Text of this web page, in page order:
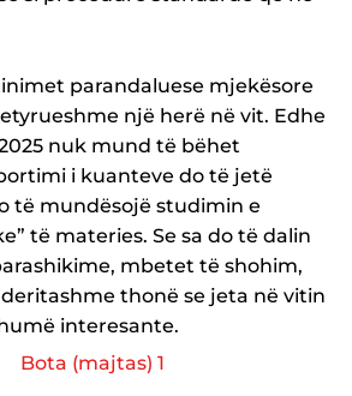
parandaluese mjekësore
një herë në vit. Edhe
nuk mund të bëhet
i kuanteve do të jetë
të mundësojë studimin e
të materies. Se sa do të dalin
mbetet të shohim,
thonë se jeta në vitin
interesante.